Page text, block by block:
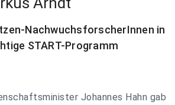
NachwuchsforscherInnen in
START-Programm
Johannes Hahn gab